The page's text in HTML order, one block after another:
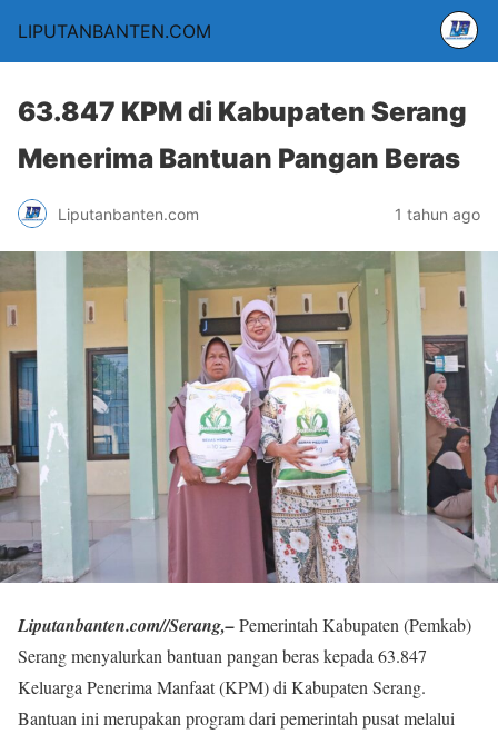
LIPUTANBANTEN.COM
63.847 KPM di Kabupaten Serang
Menerima Bantuan Pangan Beras
Liputanbanten.com 1 tahun ago
Liputanbanten.com//Serang,–Pemerintah Kabupaten (Pemkab)
Serang menyalurkan bantuan pangan beras kepada 63.847
Keluarga Penerima Manfaat (KPM) di Kabupaten Serang.
Bantuan ini merupakan program dari pemerintah pusat melalui